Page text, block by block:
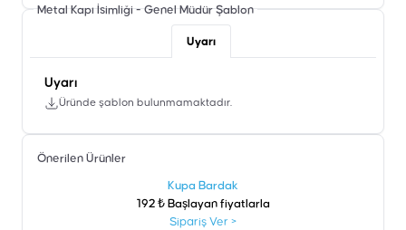
Metal Kapı İsimliği - Genel Müdür Şablon
Uyarı
Uyarı
Üründe şablon bulunmamaktadır.
Önerilen Ürünler
Kupa Bardak
192 ₺ Başlayan fiyatlarla
Sipariş Ver >